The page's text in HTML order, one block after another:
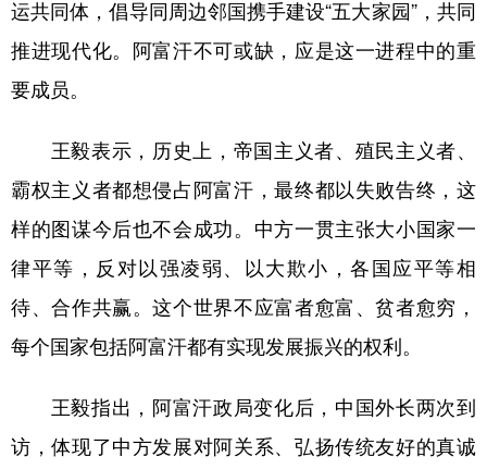
新疆 内蒙古 黑龙江
多语种频道
English Español Français عربى
Русский язык 日本語 한국어
Deutsch Português
运共同体，倡导同周边邻国携手建设“五大家园”，共同
推进现代化。阿富汗不可或缺，应是这一进程中的重
要成员。
王毅表示，历史上，帝国主义者、殖民主义者、
霸权主义者都想侵占阿富汗，最终都以失败告终，这
样的图谋今后也不会成功。中方一贯主张大小国家一
律平等，反对以强凌弱、以大欺小，各国应平等相
待、合作共赢。这个世界不应富者愈富、贫者愈穷，
每个国家包括阿富汗都有实现发展振兴的权利。
王毅指出，阿富汗政局变化后，中国外长两次到
访，体现了中方发展对阿关系、弘扬传统友好的真诚